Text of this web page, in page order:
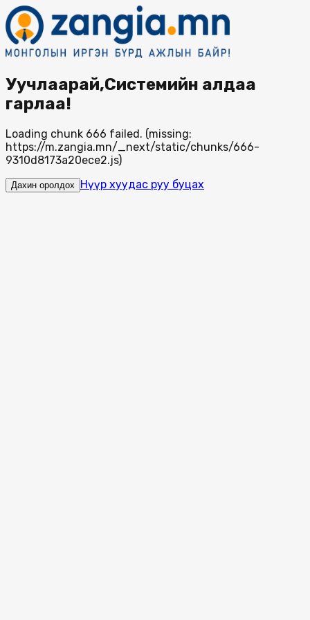
Уучлаарай,Системийн алдаа
гарлаа!
Loading chunk 666 failed. (missing:
https://m.zangia.mn/_next/static/chunks/666-
9310d8173a20ece2.js)
Дахин оролдох Нүүр хуудас руу буцах